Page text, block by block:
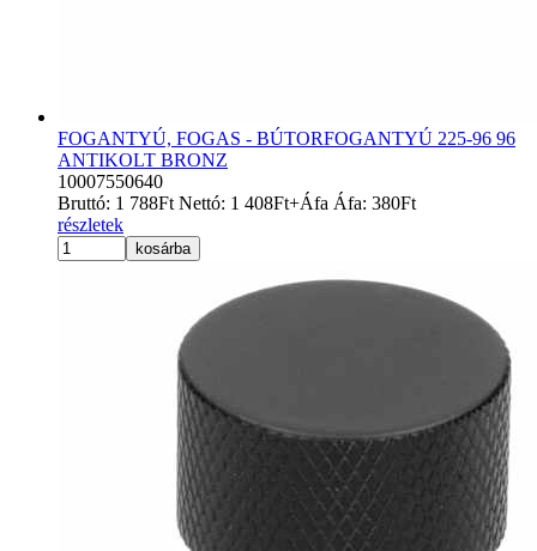
FOGANTYÚ, FOGAS - BÚTORFOGANTYÚ 225-96 96
ANTIKOLT BRONZ
10007550640
Bruttó: 1 788Ft Nettó: 1 408Ft+Áfa Áfa: 380Ft
részletek
kosárba